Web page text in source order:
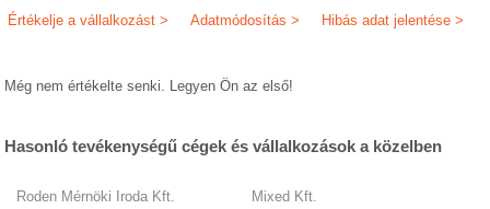
Hibás adat jelentése >
Adatmódosítás >
Értékelje a vállalkozást >
Még nem értékelte senki. Legyen Ön az első!
Hasonló tevékenységű cégek és vállalkozások a közelben
Roden Mérnöki Iroda Kft.
Mixed Kft.